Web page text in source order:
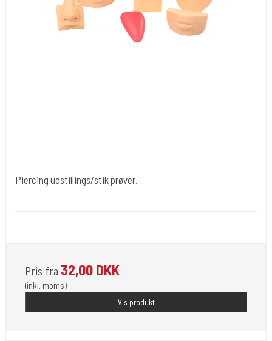
Piercing udstillings/stik prøver.
Pris fra 32,00 DKK
(inkl. moms)
Vis produkt